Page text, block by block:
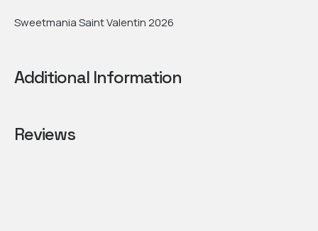
Sweetmania Saint Valentin 2026
Additional Information
Reviews